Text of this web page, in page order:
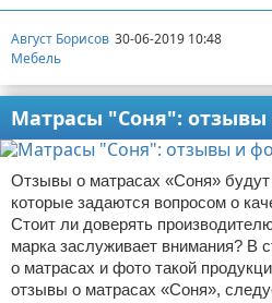
Август Борисов 30-06-2019 10:48
Мебель
Матрасы "Соня":
Отзывы о матрасах «Соня»
которые задаются вопросом о
Стоит ли доверять
марка заслуживает внимания? В
о матрасах и фото такой
отзывы о матрасах «Соня»,